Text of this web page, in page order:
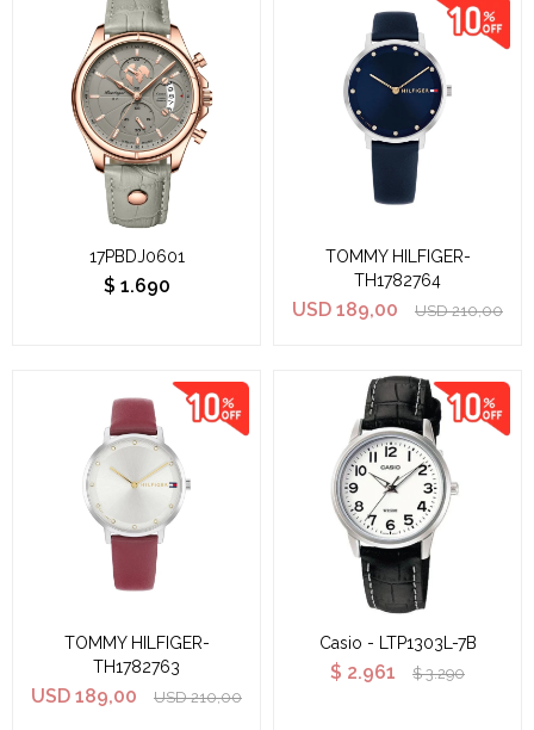
17PBDJ0601
$ 1.690
TOMMY HILFIGER-
TH1782764
USD 189,00 USD 210,00
TOMMY HILFIGER-
TH1782763
USD 189,00 USD 210,00
Casio - LTP1303L-7B
$ 2.961 $ 3.290